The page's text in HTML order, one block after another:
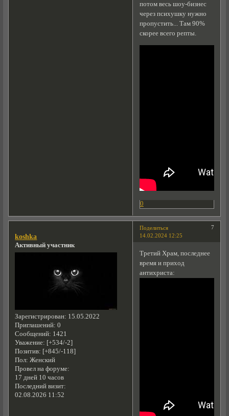
потом весь шоу-бизнес
через психушку нужно
пропустить... Там 90%
скорее всего репты.
0
Поделиться
7
14.02.2024 12:25
koshka
Активный участник
Зарегистрирован: 15.05.2022
Приглашений: 0
Сообщений: 1421
Уважение: [+534/-2]
Позитив: [+845/-118]
Пол: Женский
Провел на форуме:
17 дней 10 часов
Последний визит:
02.08.2026 11:52
Третий Храм, последнее
время и приход
антихриста: